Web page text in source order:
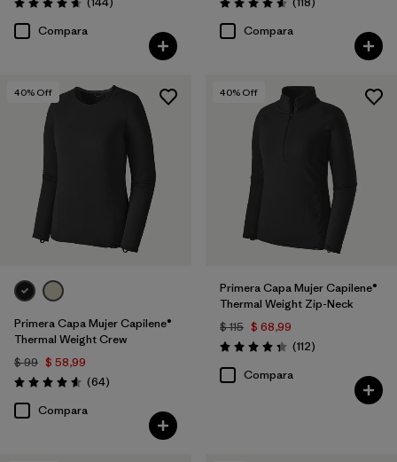
Valoración: 4.6 / 5
Compara
Valoración: 4.6 / 5
Compara
40% Off
Primera Capa Mujer Capilene®
Thermal Weight Crew
$ 99 $ 58,99
Valoración: 4.6 / 5
(64Comentarios
)
Compara
40% Off
Primera Capa Mujer Capilene®
Thermal Weight Zip-Neck
$ 115 $ 68,99
Valoración: 4.4 / 5
(112Comentarios
)
Compara